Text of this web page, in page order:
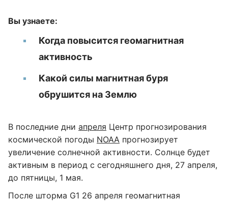
Вы узнаете:
Когда повысится геомагнитная
активность
Какой силы магнитная буря
обрушится на Землю
В последние дни апреля Центр прогнозирования
космической погоды NOAA прогнозирует
увеличение солнечной активности. Солнце будет
активным в период с сегодняшнего дня, 27 апреля,
до пятницы, 1 мая.
После шторма G1 26 апреля геомагнитная